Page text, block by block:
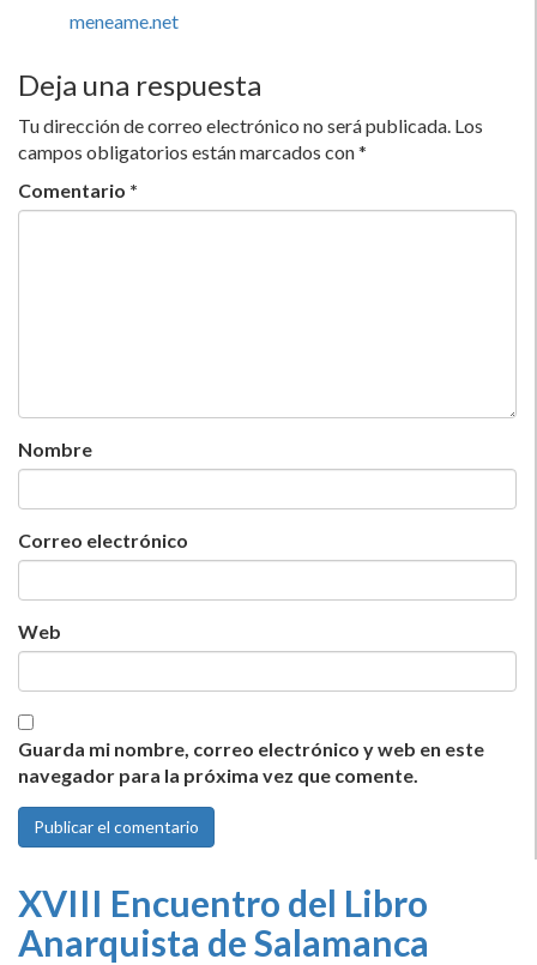
meneame.net
Deja una respuesta
Tu dirección de correo electrónico no será publicada. Los
campos obligatorios están marcados con*
Comentario *
Nombre
Correo electrónico
Web
Guarda mi nombre, correo electrónico y web en este
navegador para la próxima vez que comente.
XVIII Encuentro del Libro
Anarquista de Salamanca